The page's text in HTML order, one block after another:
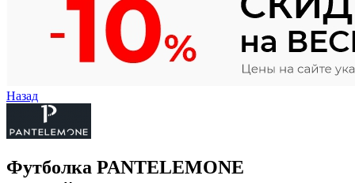
Назад
Футболка PANTELEMONE